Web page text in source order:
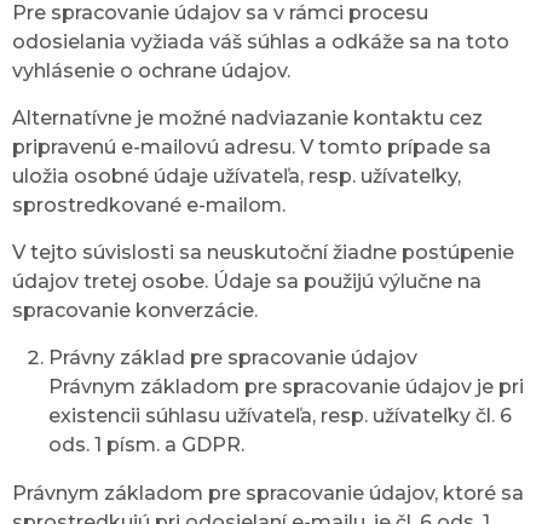
Pre spracovanie údajov sa v rámci procesu
odosielania vyžiada váš súhlas a odkáže sa na toto
vyhlásenie o ochrane údajov.
Alternatívne je možné nadviazanie kontaktu cez
pripravenú e-mailovú adresu. V tomto prípade sa
uložia osobné údaje užívateľa, resp. užívateľky,
sprostredkované e-mailom.
V tejto súvislosti sa neuskutoční žiadne postúpenie
údajov tretej osobe. Údaje sa použijú výlučne na
spracovanie konverzácie.
Právny základ pre spracovanie údajov
Právnym základom pre spracovanie údajov je pri
existencii súhlasu užívateľa, resp. užívateľky čl. 6
ods. 1 písm. a GDPR.
Právnym základom pre spracovanie údajov, ktoré sa